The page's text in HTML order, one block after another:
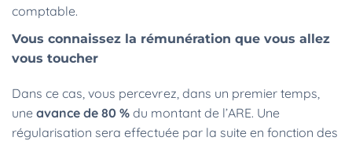
comptable.
Vous connaissez la rémunération que vous allez
vous toucher
Dans ce cas, vous percevrez, dans un premier temps,
uneavance de 80 % du montant de l’ARE. Une
régularisation sera effectuée par la suite en fonction des